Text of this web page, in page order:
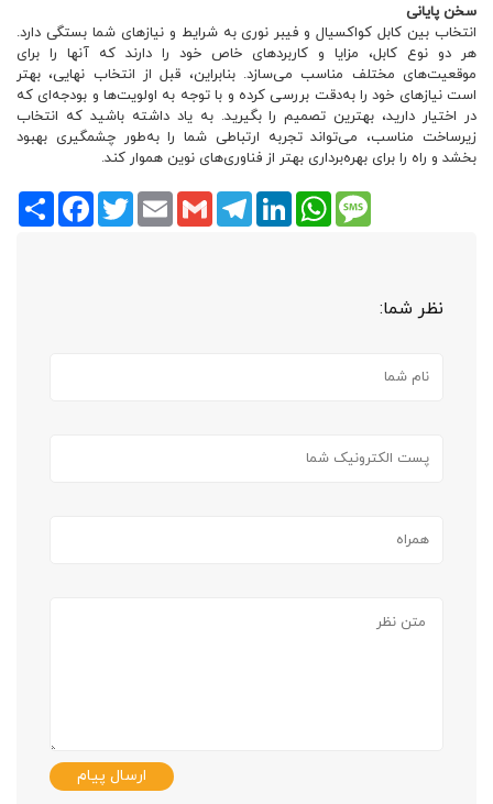
سخن پایانی
انتخاب بین کابل کواکسیال و فیبر نوری به شرایط و نیازهای شما بستگی دارد.
هر دو نوع کابل، مزایا و کاربردهای خاص خود را دارند که آنها را برای
موقعیت‌های مختلف مناسب می‌سازد. بنابراین، قبل از انتخاب نهایی، بهتر
است نیازهای خود را به‌دقت بررسی کرده و با توجه به اولویت‌ها و بودجه‌ای که
در اختیار دارید، بهترین تصمیم را بگیرید. به یاد داشته باشید که انتخاب
زیرساخت مناسب، می‌تواند تجربه ارتباطی شما را به‌طور چشمگیری بهبود
بخشد و راه را برای بهره‌برداری بهتر از فناوری‌های نوین هموار کند.
Share
FacebookTwitter Email Gmail
TelegramLinkedInWhatsAppMessage
نظر شما:
ارسال پیام